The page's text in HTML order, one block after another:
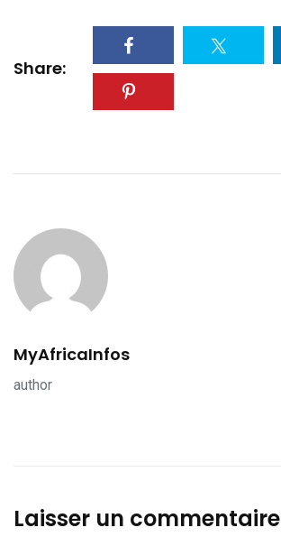
Share:
MyAfricaInfos
author
Laisser un commentaire